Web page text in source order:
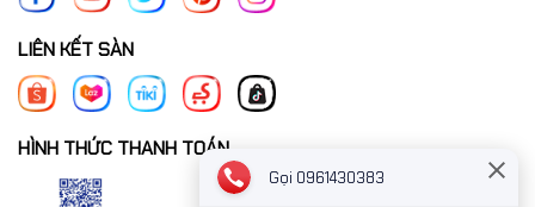
LIÊN KẾT SÀN
HÌNH THỨC THANH TOÁN
Gọi 0961430383